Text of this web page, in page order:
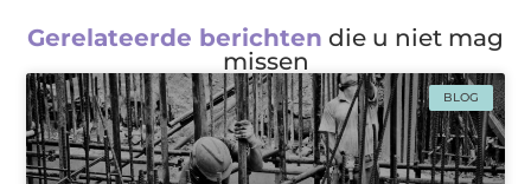
Gerelateerde berichten die u niet mag
missen
BLOG